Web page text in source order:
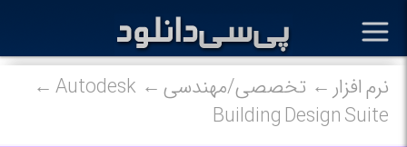
نرم افزار تخصصی/مهندسی Autodesk
Building Design Suite